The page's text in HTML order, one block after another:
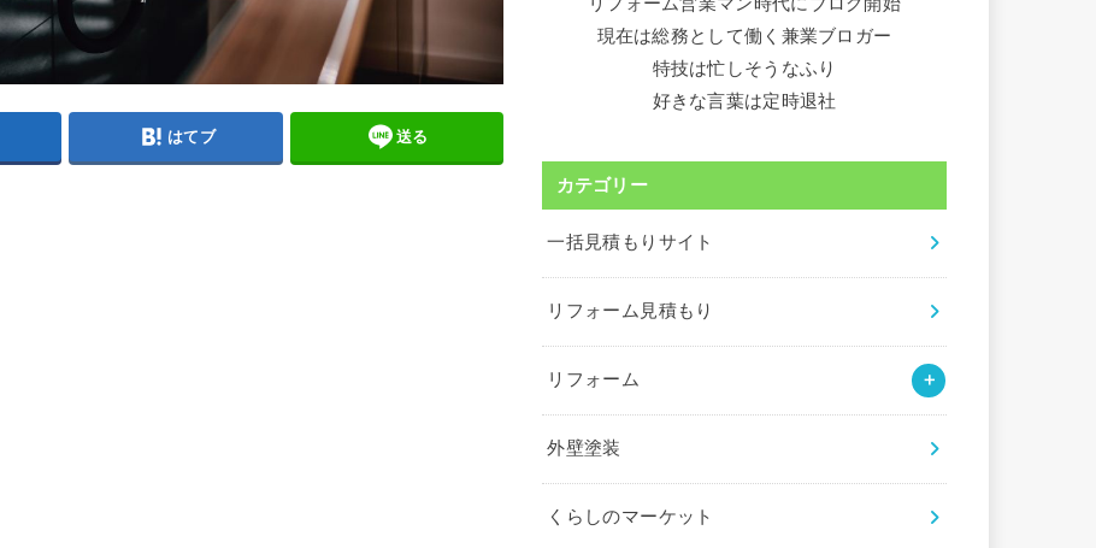
はてブ 送る
現在は総務として働く兼業ブロガー
特技は忙しそうなふり
好きな言葉は定時退社
カテゴリー
一括見積もりサイト
リフォーム見積もり
リフォーム
外壁塗装
くらしのマーケット